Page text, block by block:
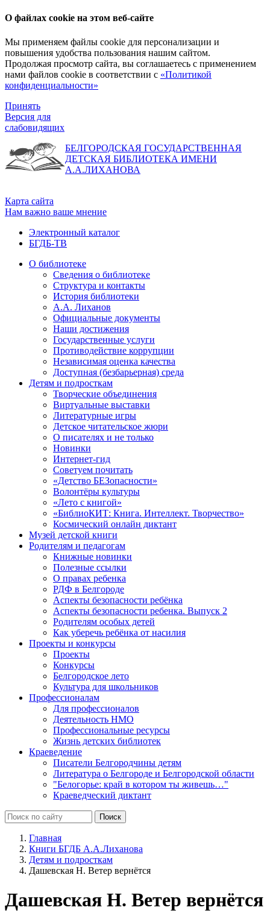
О файлах cookie на этом веб-сайте
Мы применяем файлы cookie для персонализации и
повышения удобства пользования нашим сайтом.
Продолжая просмотр сайта, вы соглашаетесь с применением
нами файлов cookie в соответствии с «Политикой
конфиденциальности»
Принять
Версия для
слабовидящих
БЕЛГОРОДСКАЯ ГОСУДАРСТВЕННАЯ
ДЕТСКАЯ БИБЛИОТЕКА ИМЕНИ
А.А.ЛИХАНОВА
Карта сайта
Нам важно ваше мнение
Электронный каталог
БГДБ-ТВ
О библиотеке
Сведения о библиотеке
Структура и контакты
История библиотеки
А.А. Лиханов
Официальные документы
Наши достижения
Государственные услуги
Противодействие коррупции
Независимая оценка качества
Доступная (безбарьерная) среда
Детям и подросткам
Творческие объединения
Виртуальные выставки
Литературные игры
Детское читательское жюри
О писателях и не только
Новинки
Интернет-гид
Советуем почитать
«Детство БЕЗопасности»
Волонтёры культуры
«Лето с книгой»
«БиблиоКИТ: Книга. Интеллект. Творчество»
Космический онлайн диктант
Музей детской книги
Родителям и педагогам
Книжные новинки
Полезные ссылки
О правах ребенка
РДФ в Белгороде
Аспекты безопасности ребёнка
Аспекты безопасности ребенка. Выпуск 2
Родителям особых детей
Как уберечь ребёнка от насилия
Проекты и конкурсы
Проекты
Конкурсы
Белгородское лето
Культура для школьников
Профессионалам
Для профессионалов
Деятельность НМО
Профессиональные ресурсы
Жизнь детских библиотек
Краеведение
Писатели Белгородчины детям
Литература о Белгороде и Белгородской области
"Белогорье: край в котором ты живешь…"
Краеведческий диктант
Главная
Книги БГДБ А.А.Лиханова
Детям и подросткам
Дашевская Н. Ветер вернётся
Дашевская Н. Ветер вернётся